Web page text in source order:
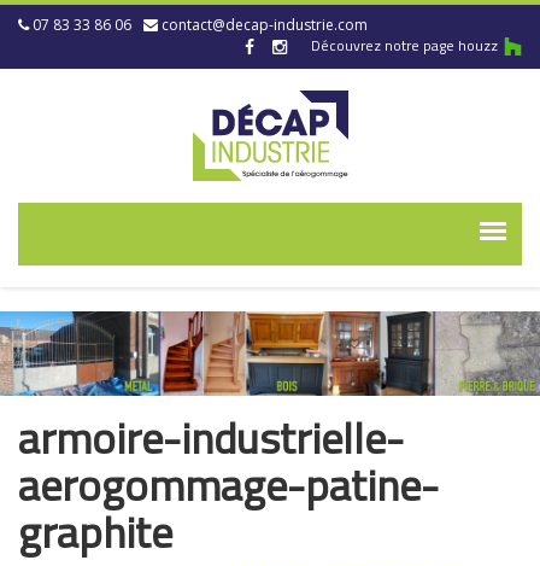
07 83 33 86 06 contact@decap-industrie.com
Découvrez notre page houzz
armoire-industrielle-
aerogommage-patine-
graphite